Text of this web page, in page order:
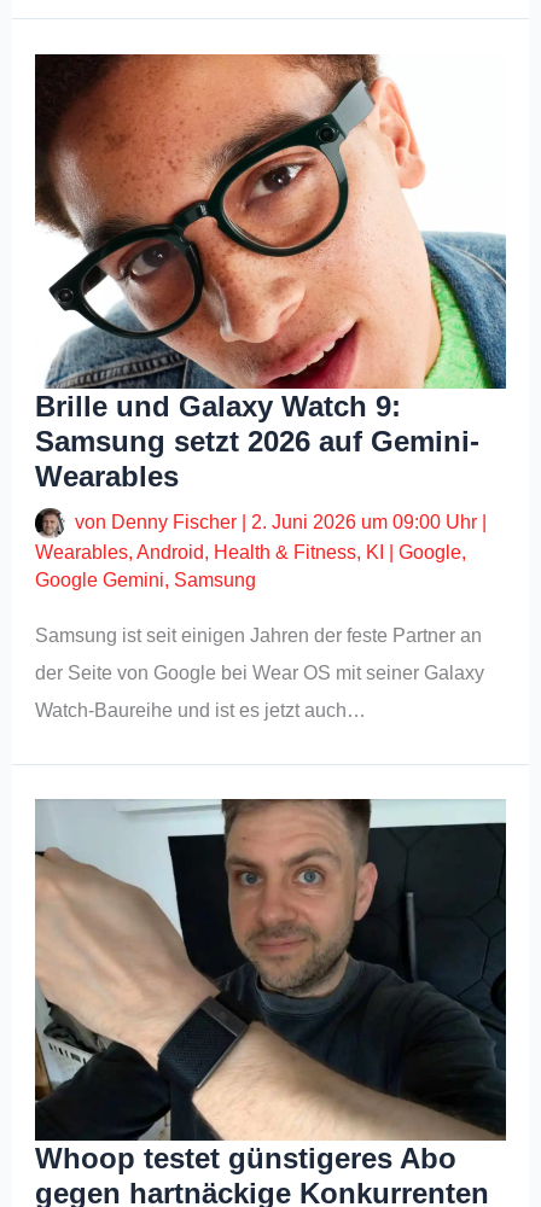
Brille und Galaxy Watch 9:
Samsung setzt 2026 auf Gemini-
Wearables
von Denny Fischer 2. Juni 2026 um 09:00 Uhr
Wearables,Android, Health & Fitness, KI |Google,
Google Gemini, Samsung
Samsung ist seit einigen Jahren der feste Partner an
der Seite von Google bei Wear OS mit seiner Galaxy
Watch-Baureihe und ist es jetzt auch…
Whoop testet günstigeres Abo
gegen hartnäckige Konkurrenten